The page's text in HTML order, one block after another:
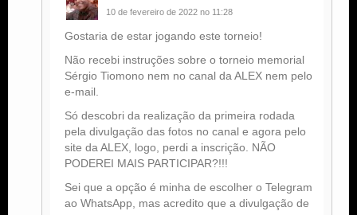
10 de fevereiro de 2022 no 11:28
Gostaria de estar jogando este torneio!
Não recebi instruções sobre o torneio memorial
Sérgio Tiomono nem no canal da ALEX nem pelo
e-mail.
Só descobri da realização da primeira rodada
pela divulgação das fotos no canal e agora pelo
site da ALEX, logo, perdi a inscrição. NÃO
PODEREI MAIS PARTICIPAR?!!!
Sei que a opção é minha de escolher o Telegram
ao WhatsApp, mas acredito que a divulgação de